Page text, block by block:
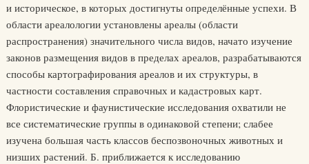
и историческое, в которых достигнуты определённые успехи. В
области ареалологии установлены ареалы (области
распространения) значительного числа видов, начато изучение
законов размещения видов в пределах ареалов, разрабатываются
способы картографирования ареалов и их структуры, в
частности составления справочных и кадастровых карт.
Флористические и фаунистические исследования охватили не
все систематические группы в одинаковой степени; слабее
изучена большая часть классов беспозвоночных животных и
низших растений. Б. приближается к исследованию